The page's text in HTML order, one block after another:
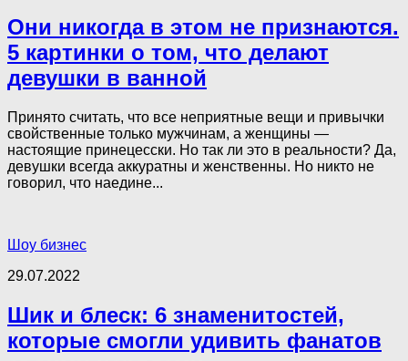
Они никогда в этом не признаются.
5 картинки о том, что делают
девушки в ванной
Принято считать, что все неприятные вещи и привычки
свойственные только мужчинам, а женщины —
настоящие принецесски. Но так ли это в реальности? Да,
девушки всегда аккуратны и женственны. Но никто не
говорил, что наедине...
Шоу бизнес
29.07.2022
Шик и блеск: 6 знаменитостей,
которые смогли удивить фанатов